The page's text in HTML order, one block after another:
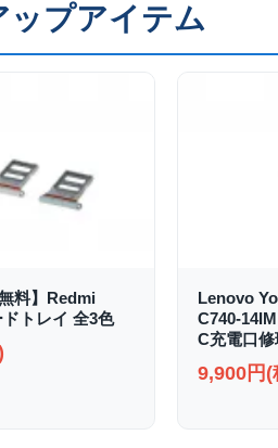
ップアイテム
料】Redmi
トレイ 全3色
Lenovo
C740-
C充電口
9,900円(